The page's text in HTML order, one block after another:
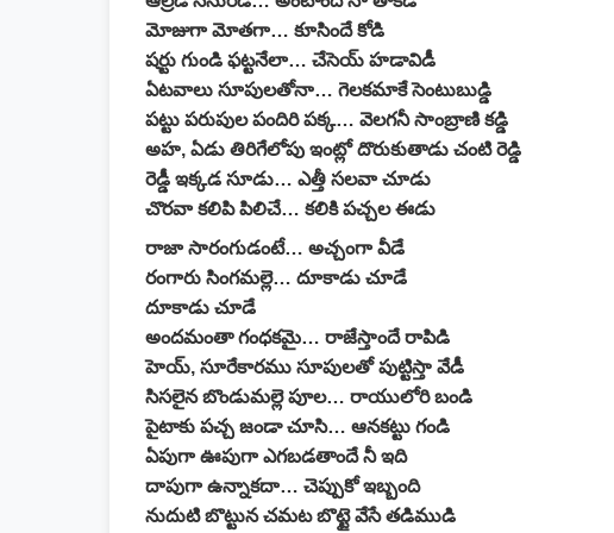
మోజుగా మోతగా… కూసిందే కోడి
షర్టు గుండి ఫట్టనేలా… చేసెయ్ హడావిడీ
ఏటవాలు సూపులతోనా… గెలకమాకే సెంటుబుడ్డి
పట్టు పరుపుల పందిరి పక్క… వెలగనీ సాంబ్రాణి కడ్డి
అహ, ఏడు తిరిగేలోపు ఇంట్లో దొరుకుతాడు చంటి రెడ్డి
రెడ్డీ ఇక్కడ సూడు… ఎత్తీ సలవా చూడు
చొరవా కలిపి పిలిచే… కలికి పచ్చల ఈడు
రాజా సారంగుడంటే… అచ్చంగా వీడే
రంగారు సింగమల్లె… దూకాడు చూడే
దూకాడు చూడే
అందమంతా గంధకమై… రాజేస్తాందే రాపిడి
హెయ్, సూరేకారము సూపులతో పుట్టిస్తా వేడీ
సిసలైన బొండుమల్లె పూల… రాయులోరి బండి
పైటాకు పచ్చ జండా చూసి… ఆనకట్టు గండి
ఏపుగా ఊపుగా ఎగబడతాందే నీ ఇది
దాపుగా ఉన్నాకదా… చెప్పుకో ఇబ్బంది
నుదుటి బొట్టున చమట బొట్టై వేసే తడిముడి